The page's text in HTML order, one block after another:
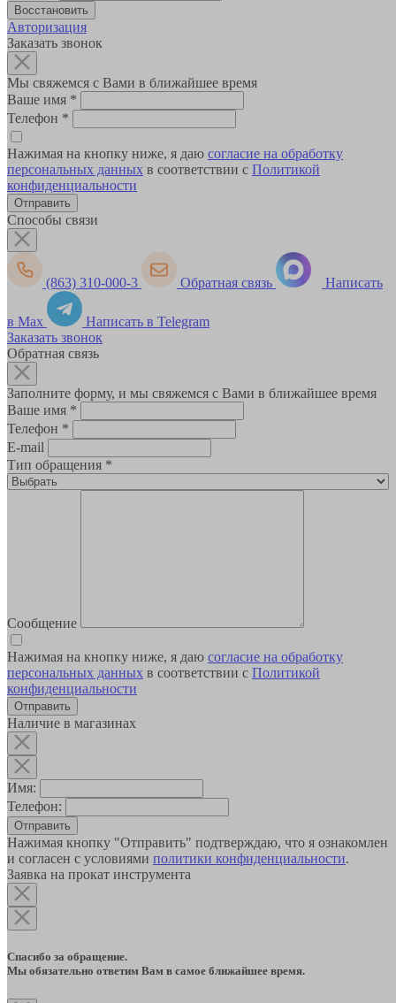
Авторизация
Заказать звонок
Мы свяжемся с Вами в ближайшее время
Ваше имя *
Телефон *
Нажимая на кнопку ниже, я даю согласие на обработку
персональных данных в соответствии с Политикой
конфиденциальности
Способы связи
(863) 310-000-3 Обратная связь Написать
в Max
Написать в Telegram
Заказать звонок
Обратная связь
Заполните форму, и мы свяжемся с Вами в ближайшее время
Ваше имя *
Телефон *
E-mail
Тип обращения *
Сообщение
Нажимая на кнопку ниже, я даю согласие на обработку
персональных данных в соответствии с Политикой
конфиденциальности
Наличие в магазинах
Имя:
Телефон:
Отправить
Нажимая кнопку "Отправить" подтверждаю, что я ознакомлен
и согласен с условиями политики конфиденциальности.
Заявка на прокат инструмента
Спасибо за обращение.
Мы обязательно ответим Вам в самое ближайшее время.